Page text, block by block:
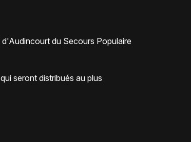
du Secours Populaire
seront distribués au plus